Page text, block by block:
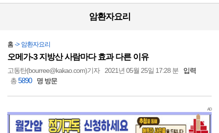
암환자요리
홈 -> 암환자요리
오메가-3 지방산 사람마다 효과 다른 이유
고동탄(bourree@kakao.com)기자 2021년 05월 25일 17:28 분
입력
총5890 명 방문
AD